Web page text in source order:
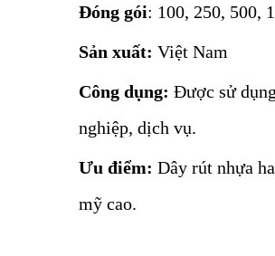
Đóng gói: 100, 250, 500,
Sản xuất: Việt Nam
Công dụng: Được sử
nghiệp, dịch vụ.
Ưu điểm: Dây rút nhựa
mỹ cao.